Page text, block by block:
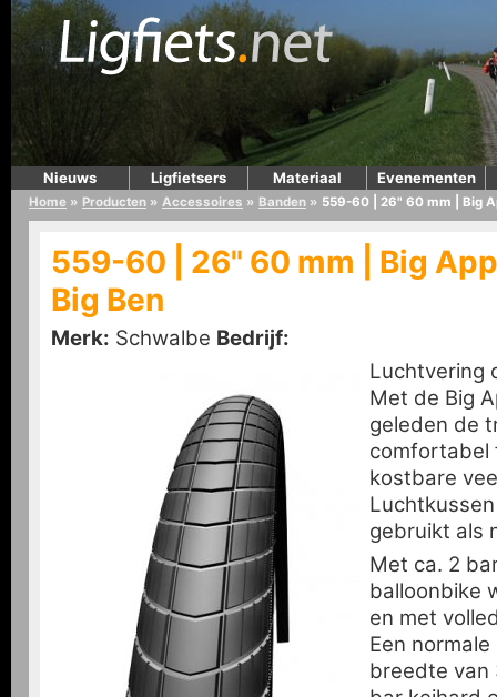
Nieuws Ligfietsers Materiaal Evenementen
Home » Producten » Accessoires » Banden » 559-60 | 26" 60 mm | Big
559-60 | 26" 60 mm | Big
Big Ben
Merk: Schwalbe Bedrijf:
Luchtvering
Met de Big
geleden de
comfortabel
kostbare
gebruikt als
Met ca. 2
balloonbike
en met
Een
breedte van